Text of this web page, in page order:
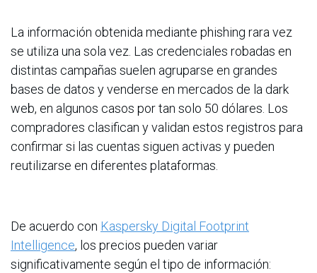
La información obtenida mediante phishing rara vez
se utiliza una sola vez. Las credenciales robadas en
distintas campañas suelen agruparse en grandes
bases de datos y venderse en mercados de la dark
web, en algunos casos por tan solo 50 dólares. Los
compradores clasifican y validan estos registros para
confirmar si las cuentas siguen activas y pueden
reutilizarse en diferentes plataformas.
De acuerdo con Kaspersky Digital Footprint
Intelligence, los precios pueden variar
significativamente según el tipo de información: